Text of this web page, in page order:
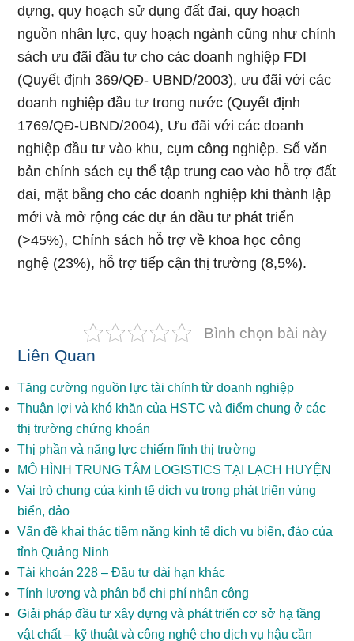
dựng, quy hoạch sử dụng đất đai, quy hoạch
nguồn nhân lực, quy hoạch ngành cũng như chính
sách ưu đãi đầu tư cho các doanh nghiệp FDI
(Quyết định 369/QĐ- UBND/2003), ưu đãi với các
doanh nghiệp đầu tư trong nước (Quyết định
1769/QĐ-UBND/2004), Ưu đãi với các doanh
nghiệp đầu tư vào khu, cụm công nghiệp. Số văn
bản chính sách cụ thể tập trung cao vào hỗ trợ đất
đai, mặt bằng cho các doanh nghiệp khi thành lập
mới và mở rộng các dự án đầu tư phát triển
(>45%), Chính sách hỗ trợ về khoa học công
nghệ (23%), hỗ trợ tiếp cận thị trường (8,5%).
Bình chọn bài này
Liên Quan
Tăng cường nguồn lực tài chính từ doanh nghiệp
Thuận lợi và khó khăn của HSTC và điểm chung ở các
thị trường chứng khoán
Thị phần và năng lực chiếm lĩnh thị trường
MÔ HÌNH TRUNG TÂM LOGISTICS TẠI LẠCH HUYỆN
Vai trò chung của kinh tế dịch vụ trong phát triển vùng
biển, đảo
Vấn đề khai thác tiềm năng kinh tế dịch vụ biển, đảo của
tỉnh Quảng Ninh
Tài khoản 228 – Đầu tư dài hạn khác
Tính lương và phân bổ chi phí nhân công
Giải pháp đầu tư xây dựng và phát triển cơ sở hạ tầng
vật chất – kỹ thuật và công nghệ cho dịch vụ hậu cần